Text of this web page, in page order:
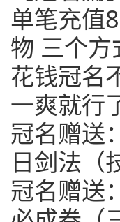
单笔充值
物 三个方
花钱冠名
一爽就行
冠名赠送
日剑法（
冠名赠送